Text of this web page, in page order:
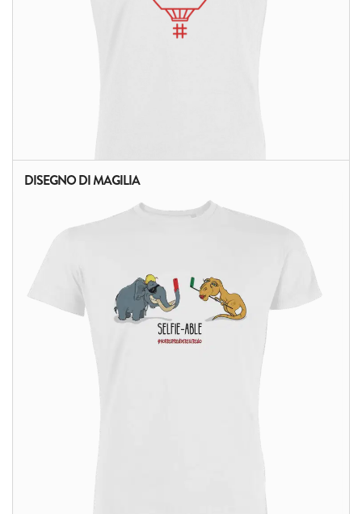
DISEGNO DI MAGILIA